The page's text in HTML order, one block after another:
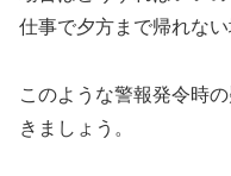
仕事で夕方まで帰れな
このような警報発令時
きましょう。